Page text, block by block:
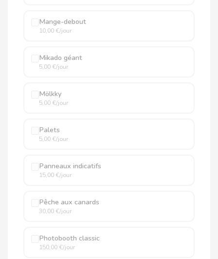
Mange-debout
10,00 €/jour
Mikado géant
5,00 €/jour
Mölkky
5,00 €/jour
Palets
5,00 €/jour
Panneaux indicatifs
15,00 €/jour
Pêche aux canards
30,00 €/jour
Photobooth classic
150,00 €/jour